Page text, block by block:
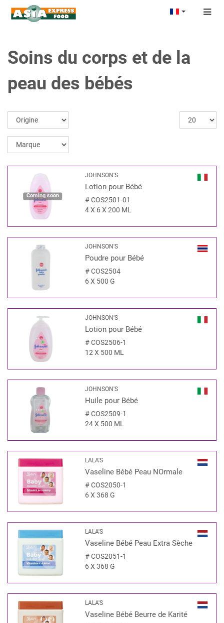
Soins du corps et de la
peau des bébés
Coming soon
JOHNSON'S
Lotion pour Bébé
#COS2501-01
4 X 6 X 200 ML
JOHNSON'S
Poudre pour Bébé
#COS2504
6 X 500 G
JOHNSON'S
Lotion pour Bébé
#COS2506-1
12 X 500 ML
JOHNSON'S
Huile pour Bébé
#COS2509-1
24 X 500 ML
LALA'S
Vaseline Bébé Peau NOrmale
#COS2050-1
6 X 368 G
LALA'S
Vaseline Bébé Peau Extra Sèche
#COS2051-1
6 X 368 G
LALA'S
Vaseline Bébé Beurre de Karité